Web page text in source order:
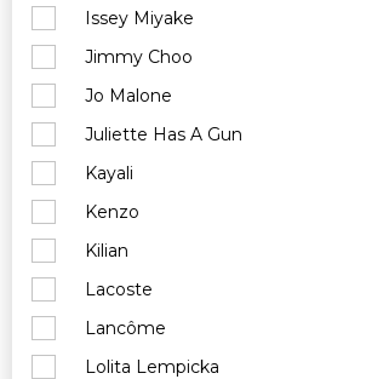
Issey Miyake
Jimmy Choo
Jo Malone
Juliette Has A Gun
Kayali
Kenzo
Kilian
Lacoste
Lancôme
Lolita Lempicka